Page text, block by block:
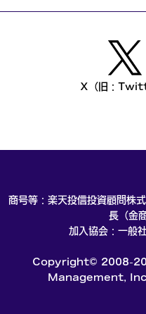
X（旧：
商号等：楽天投信投資顧問株
長（金
加入協会：一般
Copyright© 2008-
Management,